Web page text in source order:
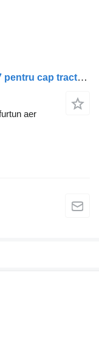
Furtun aer condiționat A9608302117 pentru cap tractor Mercedes-Benz ACTROS MP4
aer